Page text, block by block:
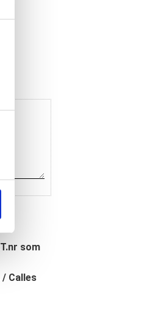
som
Calles